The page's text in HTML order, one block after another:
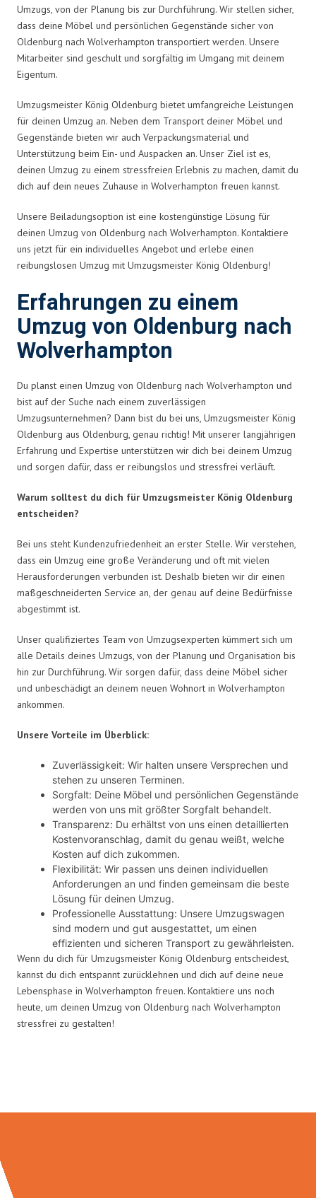
Umzugs, von der Planung bis zur Durchführung. Wir stellen sicher,
dass deine Möbel und persönlichen Gegenstände sicher von
Oldenburg nach Wolverhampton transportiert werden. Unsere
Mitarbeiter sind geschult und sorgfältig im Umgang mit deinem
Eigentum.
Umzugsmeister König Oldenburg bietet umfangreiche Leistungen
für deinen Umzug an. Neben dem Transport deiner Möbel und
Gegenstände bieten wir auch Verpackungsmaterial und
Unterstützung beim Ein- und Auspacken an. Unser Ziel ist es,
deinen Umzug zu einem stressfreien Erlebnis zu machen, damit du
dich auf dein neues Zuhause in Wolverhampton freuen kannst.
Unsere Beiladungsoption ist eine kostengünstige Lösung für
deinen Umzug von Oldenburg nach Wolverhampton. Kontaktiere
uns jetzt für ein individuelles Angebot und erlebe einen
reibungslosen Umzug mit Umzugsmeister König Oldenburg!
Erfahrungen zu einem
Umzug von Oldenburg nach
Wolverhampton
Du planst einen Umzug von Oldenburg nach Wolverhampton und
bist auf der Suche nach einem zuverlässigen
Umzugsunternehmen? Dann bist du bei uns, Umzugsmeister König
Oldenburg aus Oldenburg, genau richtig! Mit unserer langjährigen
Erfahrung und Expertise unterstützen wir dich bei deinem Umzug
und sorgen dafür, dass er reibungslos und stressfrei verläuft.
Warum solltest du dich für Umzugsmeister König Oldenburg
entscheiden?
Bei uns steht Kundenzufriedenheit an erster Stelle. Wir verstehen,
dass ein Umzug eine große Veränderung und oft mit vielen
Herausforderungen verbunden ist. Deshalb bieten wir dir einen
maßgeschneiderten Service an, der genau auf deine Bedürfnisse
abgestimmt ist.
Unser qualifiziertes Team von Umzugsexperten kümmert sich um
alle Details deines Umzugs, von der Planung und Organisation bis
hin zur Durchführung. Wir sorgen dafür, dass deine Möbel sicher
und unbeschädigt an deinem neuen Wohnort in Wolverhampton
ankommen.
Unsere Vorteile im Überblick:
Zuverlässigkeit: Wir halten unsere Versprechen und
stehen zu unseren Terminen.
Sorgfalt: Deine Möbel und persönlichen Gegenstände
werden von uns mit größter Sorgfalt behandelt.
Transparenz: Du erhältst von uns einen detaillierten
Kostenvoranschlag, damit du genau weißt, welche
Kosten auf dich zukommen.
Flexibilität: Wir passen uns deinen individuellen
Anforderungen an und finden gemeinsam die beste
Lösung für deinen Umzug.
Professionelle Ausstattung: Unsere Umzugswagen
sind modern und gut ausgestattet, um einen
effizienten und sicheren Transport zu gewährleisten.
Wenn du dich für Umzugsmeister König Oldenburg entscheidest,
kannst du dich entspannt zurücklehnen und dich auf deine neue
Lebensphase in Wolverhampton freuen. Kontaktiere uns noch
heute, um deinen Umzug von Oldenburg nach Wolverhampton
stressfrei zu gestalten!